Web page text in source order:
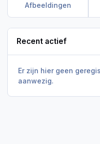
Afbeeldingen
Recent actief
Er zijn hier geen
aanwezig.